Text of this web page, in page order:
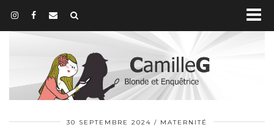
30 SEPTEMBRE 2024 MATERNITÉ